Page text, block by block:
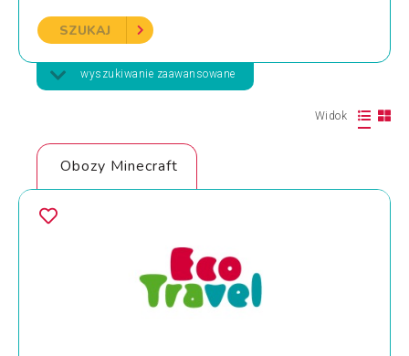
SZUKAJ
wyszukiwanie zaawansowane
Widok
Obozy Minecraft